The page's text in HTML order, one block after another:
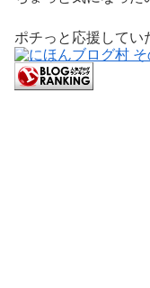
ポチっと応援してい